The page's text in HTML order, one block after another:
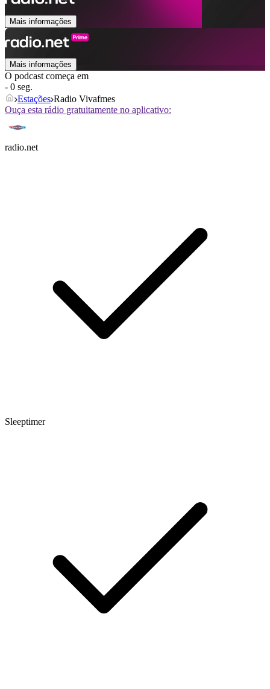
Mais informações
Mais informações
O podcast começa em
- 0 seg.
Estações Radio Vivafmes
Ouça esta rádio gratuitamente no aplicativo:
radio.net
Sleeptimer